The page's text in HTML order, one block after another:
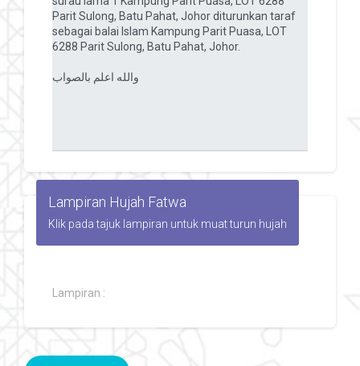
Lampiran Hujah Fatwa
Klik pada tajuk lampiran untuk muat turun hujah
Lampiran :